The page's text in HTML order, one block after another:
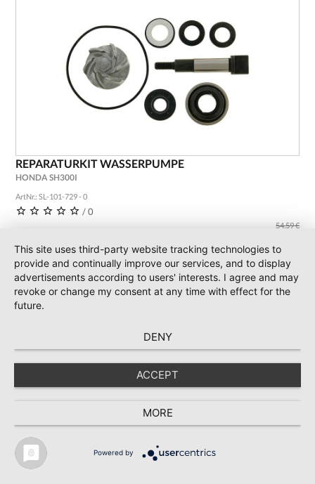
REPARATURKIT WASSERPUMPE
HONDA SH300I
ArtNr.: SL-101-729 - 0
/ 0
54,59 €
incl. 19 % Mwst.
NICHT LIEFERBAR
This site uses third-party website tracking technologies to
provide and continually improve our services, and to display
advertisements according to users' interests. I agree and may
revoke or change my consent at any time with effect for the
future.
DENY
ACCEPT
MORE
Powered by